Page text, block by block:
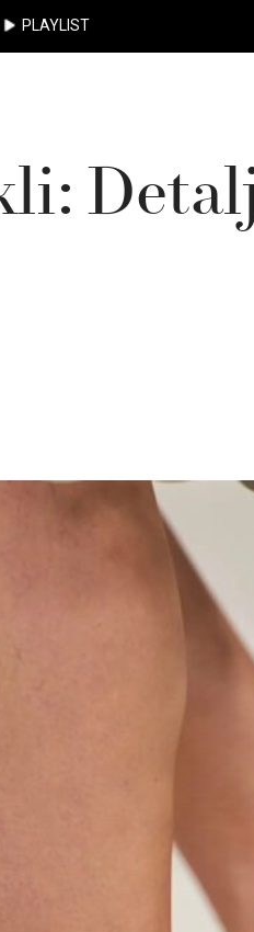
PLAYLIST